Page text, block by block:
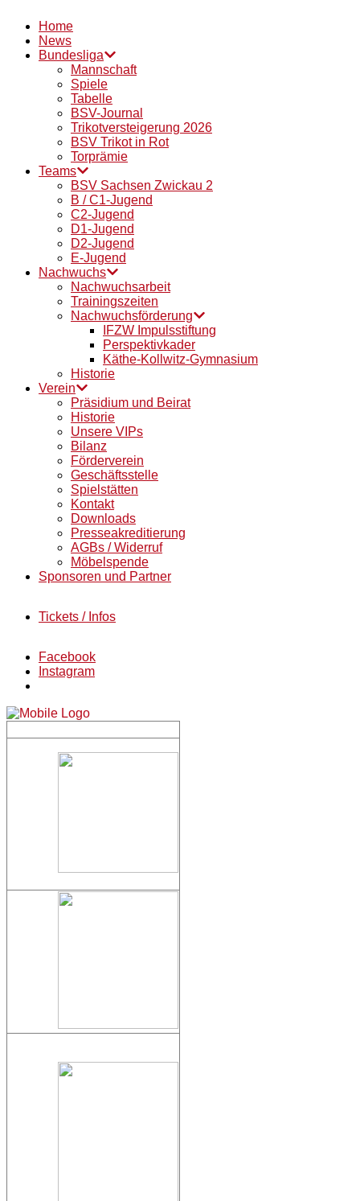
Home
News
Bundesliga
Mannschaft
Spiele
Tabelle
BSV-Journal
Trikotversteigerung 2026
BSV Trikot in Rot
Torprämie
Teams
BSV Sachsen Zwickau 2
B / C1-Jugend
C2-Jugend
D1-Jugend
D2-Jugend
E-Jugend
Nachwuchs
Nachwuchsarbeit
Trainingszeiten
Nachwuchsförderung
IFZW Impulsstiftung
Perspektivkader
Käthe-Kollwitz-Gymnasium
Historie
Verein
Präsidium und Beirat
Historie
Unsere VIPs
Bilanz
Förderverein
Geschäftsstelle
Spielstätten
Kontakt
Downloads
Presseakreditierung
AGBs / Widerruf
Möbelspende
Sponsoren und Partner
Tickets / Infos
Facebook
Instagram